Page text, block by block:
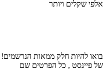
אלפי שקלים ויותר
בואו להיות חלק ממאות
של פיינסט , כל הפרטים שם